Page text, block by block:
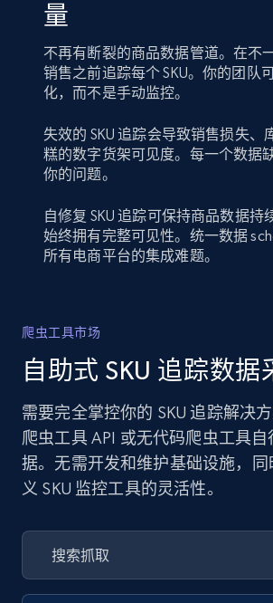
量
不再有断裂的商品数据管道。在不
销售之前追踪每个 SKU。你的团队
化，而不是手动监控。
失效的 SKU 追踪会导致销售损失、
糕的数字货架可见度。每一个数据
你的问题。
自修复 SKU 追踪可保持商品数据持
始终拥有完整可见性。统一数据
所有电商平台的集成难题。
爬虫工具市场
自助式 SKU 追踪数据
需要完全掌控你的 SKU 追踪解决
爬虫工具 API 或无代码爬虫工具
据。无需开发和维护基础设施，
义 SKU 监控工具的灵活性。